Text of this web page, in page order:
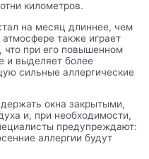
километров.
на месяц длиннее, чем
атмосфере также играет
что при его повышенном
и выделяет более
сильные аллергические
окна закрытыми,
и, при необходимости,
предупреждают:
аллергии будут